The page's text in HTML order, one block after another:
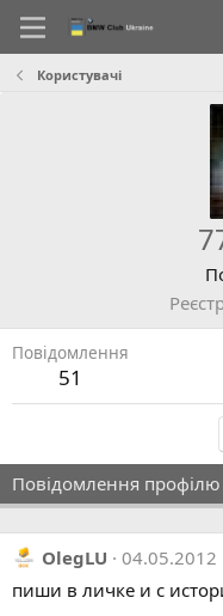
Користувачі
Повідомлення
51
Повідомлення профілю
OlegLU
04.05.2012
пиши в личке и с